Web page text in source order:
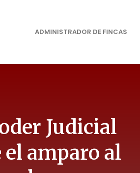
ADMINISTRADOR DE FINCAS
Judicial
amparo al